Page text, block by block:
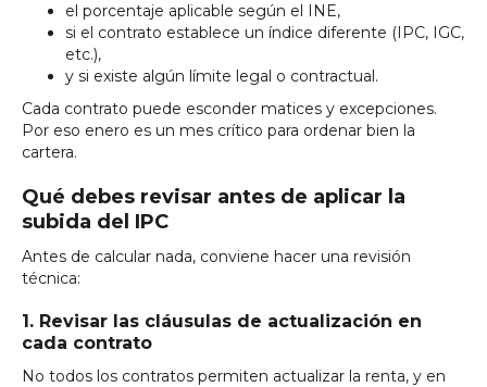
el porcentaje aplicable según el INE,
si el contrato establece un índice diferente (IPC, IGC,
etc.),
y si existe algún límite legal o contractual.
Cada contrato puede esconder matices y excepciones.
Por eso enero es un mes crítico para ordenar bien la
cartera.
Qué debes revisar antes de aplicar la
subida del IPC
Antes de calcular nada, conviene hacer una revisión
técnica:
1. Revisar las cláusulas de actualización en
cada contrato
No todos los contratos permiten actualizar la renta, y en